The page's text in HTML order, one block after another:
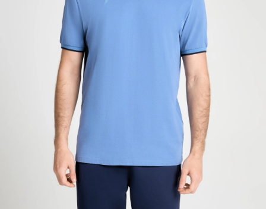
Новосибирская область (3)
Омская область (5)
Республика Башкортостан (3)
Республика Крым (1)
Республика Татарстан (2)
Ростовская область (2)
Самарская область (1)
Санкт-Петербург и ЛО (3)
Саратовская область (1)
Свердловская область (5)
Северная Осетия (2)
Смоленская область (1)
Ставропольский край (5)